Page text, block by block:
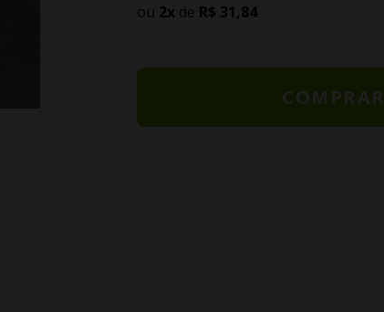
ou 2x de R$ 31,84
COMPRAR